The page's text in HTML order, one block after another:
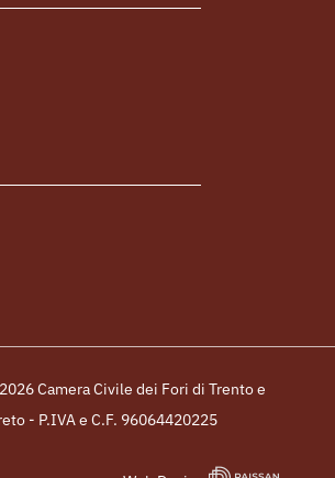
Camera Civile dei Fori di Trento e
- P.IVA e C.F. 96064420225